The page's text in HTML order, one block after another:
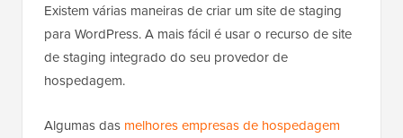
Existem várias maneiras de criar um site de staging
para WordPress. A mais fácil é usar o recurso de site
de staging integrado do seu provedor de
hospedagem.
Algumas das melhores empresas de hospedagem